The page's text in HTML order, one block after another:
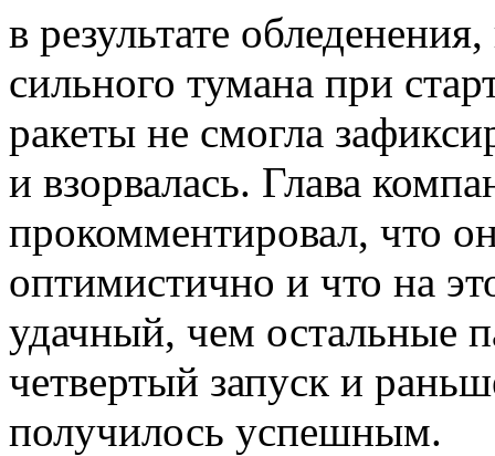
в результате
сильного тумана при
ракеты не смогла
и взорвалась. Глава
прокомментировал, что
оптимистично и что на
удачный, чем остальные
четвертый запуск и
получилось успешным.